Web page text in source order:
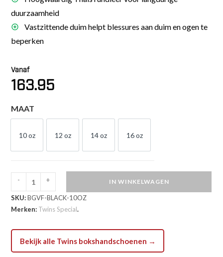
duurzaamheid
Vastzittende duim helpt blessures aan duim en ogen te
beperken
Vanaf
163.95
MAAT
10 oz
10 OZ
12 oz
12 OZ
14 oz
14 OZ
16 oz
16 OZ
Special
BGVF
Zwart
(BGVF
- + IN WINKELWAGEN
SKU:BGVF-BLACK-10OZ
Merken: Twins Special.
Bekijk alle Twins bokshandschoenen →